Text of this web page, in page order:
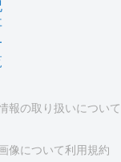
報の取り扱いについて
像について利用規約